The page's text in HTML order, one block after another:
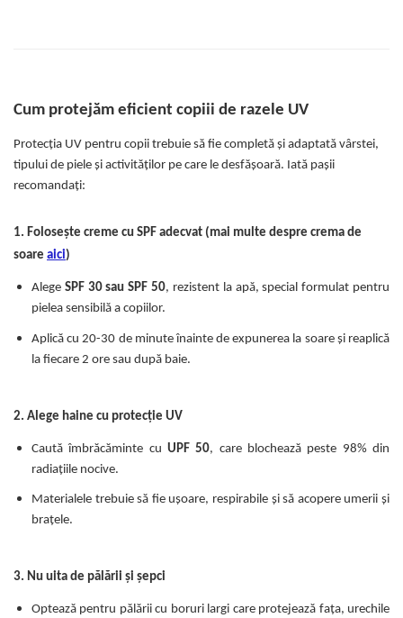
Cum protejăm eficient copiii de razele UV
Protecția UV pentru copii trebuie să fie completă și adaptată vârstei,
tipului de piele și activităților pe care le desfășoară. Iată pașii
recomandați:
1. Folosește creme cu SPF adecvat (mai multe despre crema de
soare aici)
Alege SPF 30 sau SPF 50, rezistent la apă, special formulat pentru
pielea sensibilă a copiilor.
Aplică cu 20-30 de minute înainte de expunerea la soare și reaplică
la fiecare 2 ore sau după baie.
2. Alege haine cu protecție UV
Caută îmbrăcăminte cu UPF 50, care blochează peste 98% din
radiațiile nocive.
Materialele trebuie să fie ușoare, respirabile și să acopere umerii și
brațele.
3. Nu uita de pălării și șepci
Optează pentru pălării cu boruri largi care protejează fața, urechile